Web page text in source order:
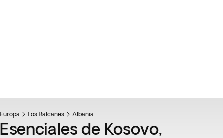
Europa Los Balcanes Albania
Esenciales de Kosovo,